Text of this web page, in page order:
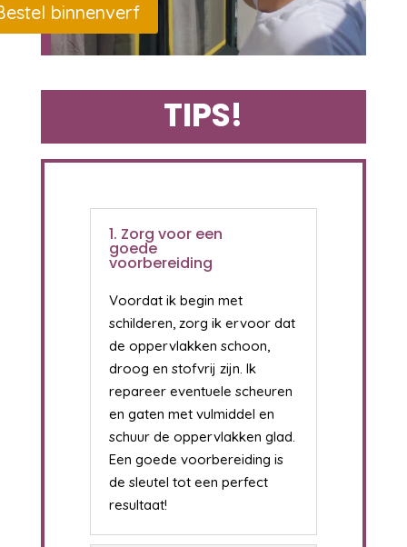
binnenverf
TIPS!
1. Zorg voor een
goede
voorbereiding
Voordat ik begin met
schilderen, zorg ik ervoor dat
de oppervlakken schoon,
droog en stofvrij zijn. Ik
repareer eventuele scheuren
en gaten met vulmiddel en
schuur de oppervlakken glad.
Een goede voorbereiding is
de sleutel tot een perfect
resultaat!